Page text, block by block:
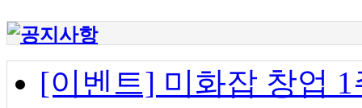
[이벤트] 미화잡 창업